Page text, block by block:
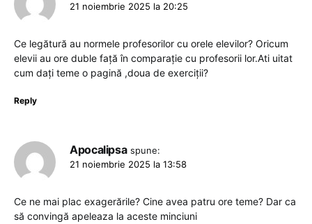
21 noiembrie 2025 la 20:25
Ce legătură au normele profesorilor cu orele elevilor? Oricum
elevii au ore duble față în comparație cu profesorii lor.Ati uitat
cum dați teme o pagină ,doua de exerciții?
Reply
Apocalipsa spune:
21 noiembrie 2025 la 13:58
Ce ne mai plac exagerările? Cine avea patru ore teme? Dar ca
să convingă apeleaza la aceste minciuni